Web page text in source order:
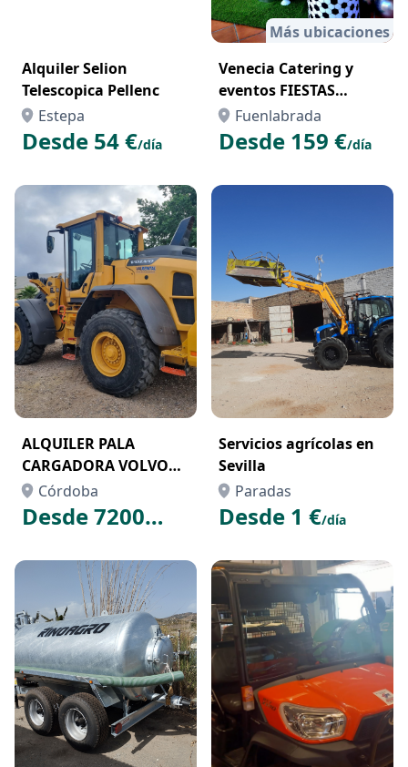
Alquiler Selion
Telescopica Pellenc
Estepa
Desde 54 €/día
Más ubicaciones
Venecia Catering y
eventos FIESTAS
TEMÁTICAS
Fuenlabrada
Desde 159 €/día
ALQUILER PALA
CARGADORA VOLVO
L110G
Córdoba
Desde 7200
Servicios agrícolas en
Sevilla
Paradas
Desde 1 €/día